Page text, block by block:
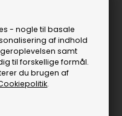
- nogle til basale
af indhold
samt
til forskellige formål.
du brugen af
.